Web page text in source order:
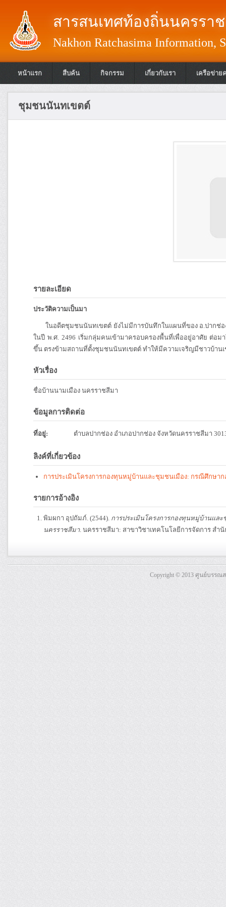
สารสนเทศท้องถิ่นนครรา
Nakhon Ratchasima Information,
หน้าแรก สืบค้น กิจกรรม เกี่ยวกับเรา เครือข่าย
ชุมชนนันทเขตต์
รายละเอียด
ประวัติความเป็นมา
ในอดีตชุมชนนันทเขตต์ ยังไม่มีการบันทึกในแผนที่ของ อ.ปากช่อ
ในปี พ.ศ. 2496 เริ่มกลุ่มคนเข้ามาครอบครองพื้นที่เพื่ออยู่อาศัย ต่อม
ขึ้น ตรงข้ามสถานที่ตั้งชุมชนนันทเขตต์ ทำให้มีความเจริญมีชาวบ้าน
หัวเรื่อง
ชื่อบ้านนามเมือง นครราชสีมา
ข้อมูลการติดต่อ
ที่อยู่: ตำบลปากช่อง อำเภอปากช่อง จังหวัดนครราชสีมา
ลิงค์ที่เกี่ยวข้อง
การประเมินโครงการกองทุนหมู่บ้านและชุมชนเมือง: กรณีศึกษ
รายการอ้างอิง
พิมผกา อุปถัมภ์. (2544). การประเมินโครงการกองทุนหมู่บ้านแล
นครราชสีมา. นครราชสีมา: สาขาวิชาเทคโนโลยีการจัดการ สำ
Copyright © 2013 ศูนย์บรร